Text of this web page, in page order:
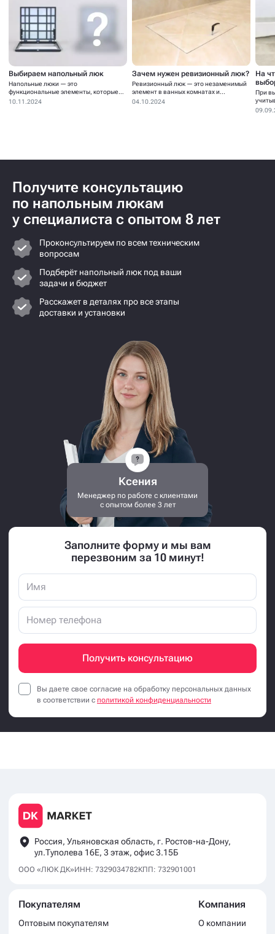
Выбираем напольный люк
Напольные люки — это
функциональные элементы, которые
устанавливаются для...
10.11.2024
Зачем нужен ревизионный люк?
Ревизионный люк — это незаменимый
элемент в ванных комнатах и...
04.10.2024
На
При
Получите консультацию
по напольным люкам
у специалиста с опытом 8 лет
Проконсультируем по всем техническим
вопросам
Подберёт напольный люк под ваши
задачи и бюджет
Расскажет в деталях про все этапы
доставки и установки
Ксения
Менеджер по работе с клиентами
с опытом более 3 лет
Заполните форму и мы вам
перезвоним за 10 минут!
Получить консультацию
Вы даете свое согласие на обработку персональных данных
в соответствии с политикой конфиденциальности
Россия, Ульяновская область, г. Ростов-на-Дону,
ул.Туполева 16Е, 3 этаж, офис 3.15Б
ООО «ЛЮК ДК»ИНН: 7329034782КПП: 732901001
Покупателям
Оптовым покупателям
Компания
О компании